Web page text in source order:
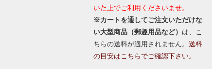
いた上でご利用くださいませ。
※カートを通してご注文いただけな
い大型商品（郵趣用品など） は、こ
ちらの送料が適用されません。 送料
の目安はこちらでご確認下さい。